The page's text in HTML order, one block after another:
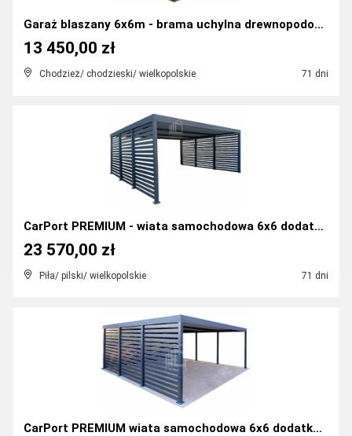
Garaż blaszany 6x6m - brama uchylna drewnopodobny ...
Chodzież/ chodzieski/ wielkopolskie 71 dni
13 450,00 zł
CarPort PREMIUM - wiata samochodowa 6x6 dodatkowa...
Piła/ pilski/ wielkopolskie 71 dni
23 570,00 zł
CarPort PREMIUM wiata samochodowa 6x6 dodatkowa z...